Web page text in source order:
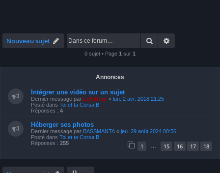
Nouveau sujet Rechercher
0 sujet • Page 1 sur 1
Annonces
Intégrer une vidéo sur un sujet
Dernier message par LeKiffeur « lun. 2 avr. 2018 21:25
Posté dans Toi et ta Corsa B
Réponses : 4
Héberger ses photos
Dernier message par BASSMANTA « jeu. 29 août 2024 00:56
Posté dans Toi et ta Corsa B
Réponses : 255 1 15 16 17 18